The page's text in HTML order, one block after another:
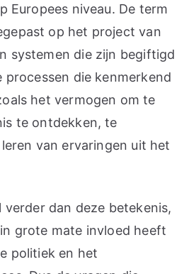
Europees niveau. De term
op het project van
systemen die zijn begiftigd
processen die kenmerkend
het vermogen om te
te ontdekken, te
van ervaringen uit het
verder dan deze betekenis,
grote mate invloed heeft
politiek en het